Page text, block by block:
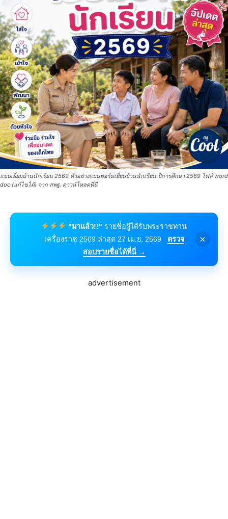
แบบเยี่ยมบ้านนักเรียน 2569 ตัวอย่างแบบฟอร์มเยี่ยมบ้านนักเรียน ปีการศึกษา 2569 ไฟล์ word
doc (แก้ไขได้) จาก สพฐ. ดาวน์โหลดที่นี่
"มาแล้ว!!" รายชื่อผู้ได้รับพระราชทาน
เครื่องราช 2569 ล่าสุด 27 เม.ย. 2569
ตรวจ
สอบรายชื่อได้ที่นี่ →
×
advertisement